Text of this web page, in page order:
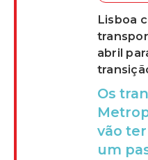
Lisboa
abril
Os
vão
um